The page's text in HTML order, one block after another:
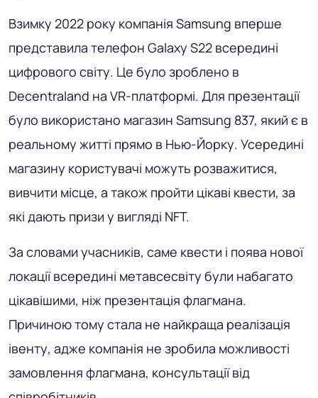
Взимку 2022 року компанія Samsung вперше
представила телефон Galaxy S22 всередині
цифрового світу. Це було зроблено в
Decentraland на VR-платформі. Для презентації
було використано магазин Samsung 837, який є в
реальному житті прямо в Нью-Йорку. Усередині
магазину користувачі можуть розважитися,
вивчити місце, а також пройти цікаві квести, за
які дають призи у вигляді NFT.
За словами учасників, саме квести і поява нової
локації всередині метавсесвіту були набагато
цікавішими, ніж презентація флагмана.
Причиною тому стала не найкраща реалізація
івенту, адже компанія не зробила можливості
замовлення флагмана, консультації від